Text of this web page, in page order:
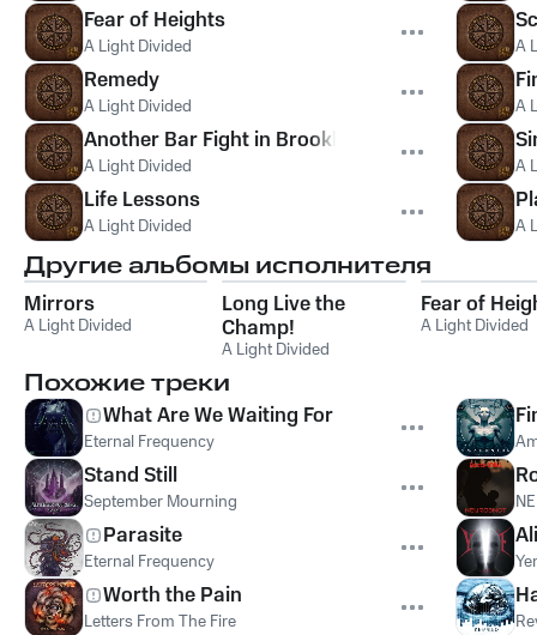
Fear of Heights
A Light Divided
Remedy
A Light Divided
Another Bar Fight in Brooklyn
A Light Divided
Life Lessons
A Light Divided
A
A
A
A
Другие альбомы исполнителя
Mirrors
A Light Divided
Long Live the
Champ!
A Light Divided
Fear of
A Light Divided
Похожие треки
What Are We Waiting For
Eternal Frequency
Stand Still
September Mourning
Parasite
Eternal Frequency
Worth the Pain
Letters From The Fire